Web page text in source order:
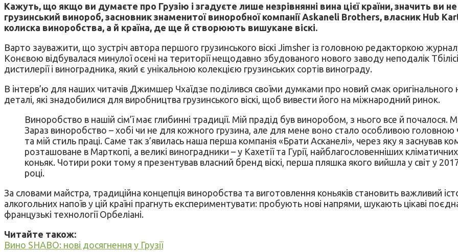
Кажуть, що якщо ви думаєте про Грузію і згадуєте лише незрівнянні вина цієї країни, значить ви
грузинський винороб, засновник знаменитої виноробної компанії Askaneli Brothers, власник Hub
колиска виноробства, а й країна, де ще й створюють вишукане віскі.
Варто зауважити, що зустріч автора першого грузинського віскі Jimsher із головною редакторкою
Конєвою відбувалася минулої осені на території нещодавно збудованого нового заводу неподалік
дистилерії і виноградника, який є унікальною колекцією грузинських сортів винограду.
В інтерв’ю для наших читачів Джимшер Чхаїдзе поділився своїми думками про новий смак
деталі, які знадобилися для виробництва грузинського віскі, щоб вивести його на міжнародний ринок.
Виноробство в нашій сім’ї має глибинні традиції. Мій прадід був виноробом, з нього все й
Зараз виноробство – хобі чи не для кожного грузина, але для мене воно стало особливою
та мій стиль праці. Саме так з’явилась наша перша компанія «Брати Асканелі», через яку я заснував
розташоване в Марткопі, а великі виноградники – у Кахетії та Гурії, найблагословенніших
коньяк. Чотири роки тому я презентував власний бренд віскі, перша пляшка якого вийшла у світ у
році.
За словами майстра, традиційна концепція виноробства та виготовлення коньяків становить важливий
алкогольних напоїв у цій країні прагнуть експериментувати: пробують нові напрями, шукають цікаві
французькі технології Орбеліані.
Читайте також:
Вино SHABO: нові досягнення у Грузії